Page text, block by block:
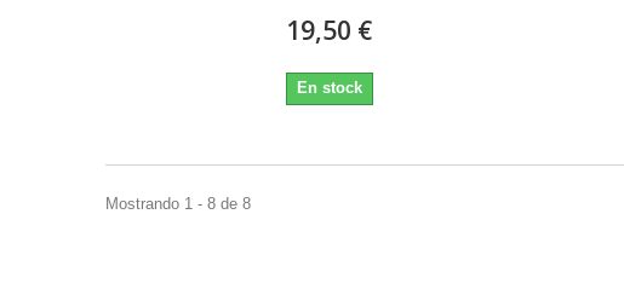
19,50 €
En stock
Mostrando 1 - 8 de 8